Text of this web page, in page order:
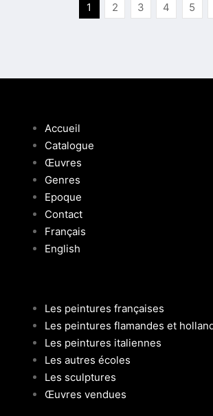
1 2 3 4 5
Accueil
Catalogue
Œuvres
Genres
Epoque
Contact
Français
English
Les peintures françaises
Les peintures flamandes et
Les peintures italiennes
Les autres écoles
Les sculptures
Œuvres vendues